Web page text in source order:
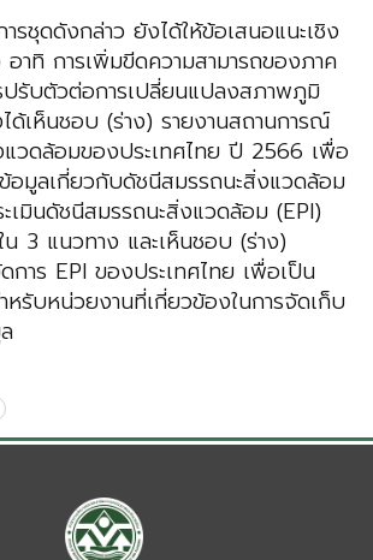
ชุดดังกล่าว ยังได้ให้ข้อเสนอแนะเชิง
อาทิ การเพิ่มขีดความสามารถของภาค
ปรับตัวต่อการเปลี่ยนแปลงสภาพภูมิ
ด้เห็นชอบ (ร่าง) รายงานสถานการณ์
วดล้อมของประเทศไทย ปี 2566 เพื่อ
ข้อมูลเกี่ยวกับดัชนีสมรรถนะสิ่งแวดล้อม
เมินดัชนีสมรรถนะสิ่งแวดล้อม (EPI)
น 3 แนวทาง และเห็นชอบ (ร่าง)
การ EPI ของประเทศไทย เพื่อเป็น
รับหน่วยงานที่เกี่ยวข้องในการจัดเก็บ